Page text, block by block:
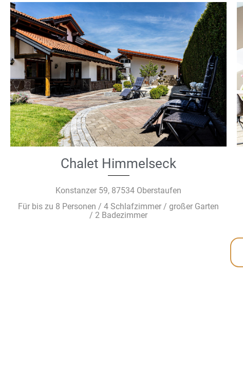
Chalet Himmelseck
Konstanzer 59, 87534 Oberstaufen
Für bis zu 8 Personen / 4 Schlafzimmer / großer Garten
/ 2 Badezimmer